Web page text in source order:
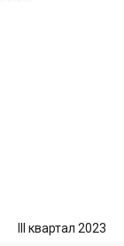
III квартал 2023